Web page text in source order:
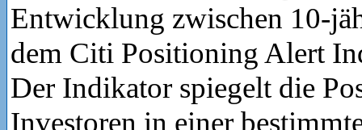
Entwicklung zwischen 10-
dem Citi Positioning Alert
Der Indikator spiegelt die
Investoren in einer